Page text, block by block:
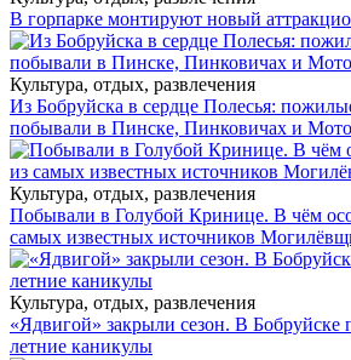
В горпарке монтируют новый
Культура, отдых, развлечения
Из Бобруйска в сердце Полесья:
побывали в Пинске, Пинковичах и
Культура, отдых, развлечения
Побывали в Голубой Кринице. В чём
самых известных источников
Культура, отдых, развлечения
«Ядвигой» закрыли сезон. В Бобруйске
летние каникулы